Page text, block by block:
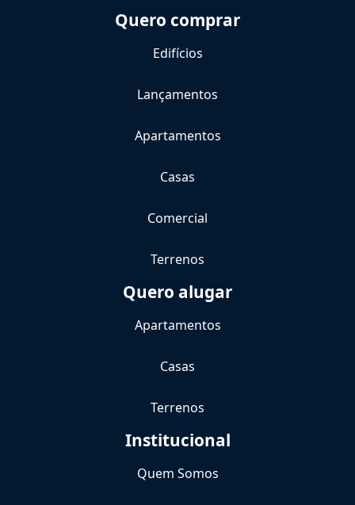
Quero comprar
Edifícios
Lançamentos
Apartamentos
Casas
Comercial
Terrenos
Quero alugar
Apartamentos
Casas
Terrenos
Institucional
Quem Somos